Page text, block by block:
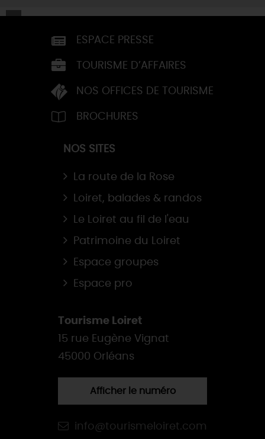
ESPACE PRESSE
TOURISME D’AFFAIRES
NOS OFFICES DE TOURISME
BROCHURES
NOS SITES
La route de la Rose
Loiret, balades & randos
Le Loiret au fil de l'eau
Patrimoine du Loiret
Espace groupes
Espace pro
Tourisme Loiret
15 rue Eugène Vignat
45000 Orléans
Afficher le numéro
info@tourismeloiret.com